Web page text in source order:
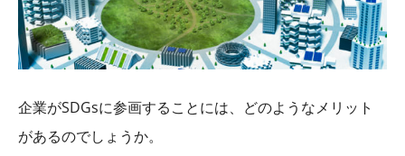
企業がSDGsに参画することには、どのようなメリット
があるのでしょうか。